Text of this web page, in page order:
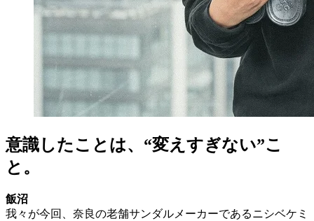
意識したことは、“変えすぎない”こ
と。
飯沼
我々が今回、奈良の老舗サンダルメーカーであるニシベケミ